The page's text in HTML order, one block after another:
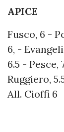
APICE
Fusco, 6 -
6, -
6.5 - Pesce,
Ruggiero,
All. Cioffi 6